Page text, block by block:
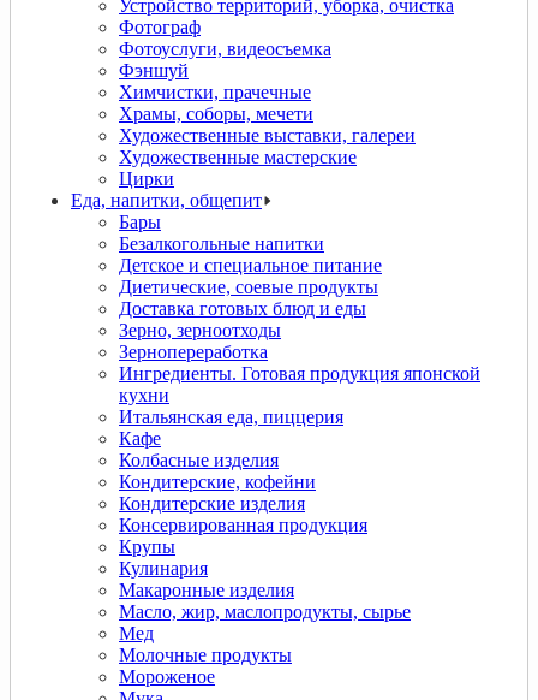
Устройство территорий, уборка, очистка
Фотограф
Фотоуслуги, видеосъемка
Фэншуй
Химчистки, прачечные
Храмы, соборы, мечети
Художественные выставки, галереи
Художественные мастерские
Цирки
Еда, напитки, общепит
Бары
Безалкогольные напитки
Детское и специальное питание
Диетические, соевые продукты
Доставка готовых блюд и еды
Зерно, зерноотходы
Зернопереработка
Ингредиенты. Готовая продукция японской
кухни
Итальянская еда, пиццерия
Кафе
Колбасные изделия
Кондитерские, кофейни
Кондитерские изделия
Консервированная продукция
Крупы
Кулинария
Макаронные изделия
Масло, жир, маслопродукты, сырье
Мед
Молочные продукты
Мороженое